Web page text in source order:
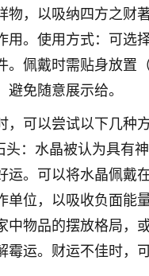
物，以吸纳四方之财
用。使用方式：可选择
。佩戴时需贴身放置
免随意展示给。
，可以尝试以下几种
头：水晶被认为具有
运。可以将水晶佩戴
单位，以吸收负面能
中物品的摆放格局，或
霉运。财运不佳时，
北京
，总是病病殃殃的，去
是不舒服。中医西医看
中看到有人推荐慧来老
然开朗，也听老师建议
以来，身体比以前好多
境随心转，现在深有体会
的，其实跟老师聊过之
就是心态会变好，万般